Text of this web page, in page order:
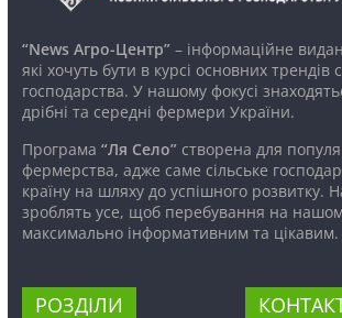
“News Агро-Центр”– інформаційне
які хочуть бути в курсі основних трендів
господарства. У нашому фокусі
дрібні та середні фермери України.
Програма “Ля Село”створена для
фермерства, адже саме сільське
країну на шляху до успішного розвитку.
зроблять усе, щоб перебування на
максимально інформативним та цікавим.
РОЗДІЛИ